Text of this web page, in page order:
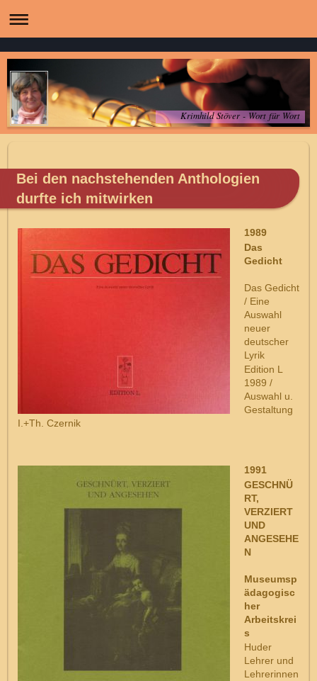
Krimhild Stöver - Wort für Wort
Bei den nachstehenden Anthologien
durfte ich mitwirken
1989
Das
Gedicht
Das Gedicht
/ Eine
Auswahl
neuer
deutscher
Lyrik
Edition L
1989 /
Auswahl u.
Gestaltung
I.+Th. Czernik
1991
GESCHNÜ
RT,
VERZIERT
UND
ANGESEHE
N
Museumsp
ädagogisc
her
Arbeitskrei
s
Huder
Lehrer und
Lehrerinnen